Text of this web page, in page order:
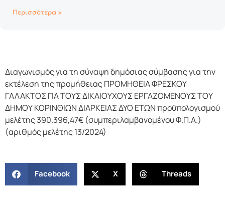
Περισσότερα »
Διαγωνισμός για τη σύναψη δημόσιας σύμβασης για την
εκτέλεση της προμήθειας ΠΡΟΜΗΘΕΙΑ ΦΡΕΣΚΟΥ
ΓΑΛΑΚΤΟΣ ΓΙΑ ΤΟΥΣ ΔΙΚΑΙΟΥΧΟΥΣ ΕΡΓΑΖΟΜΕΝΟΥΣ ΤΟΥ
ΔΗΜΟΥ ΚΟΡΙΝΘΙΩΝ ΔΙΑΡΚΕΙΑΣ ΔΥΟ ΕΤΩΝ προϋπολογισμού
μελέτης 390.396,47€ (συμπεριλαμβανομένου Φ.Π.Α.)
(αριθμός μελέτης 13/2024)
Facebook X Threads